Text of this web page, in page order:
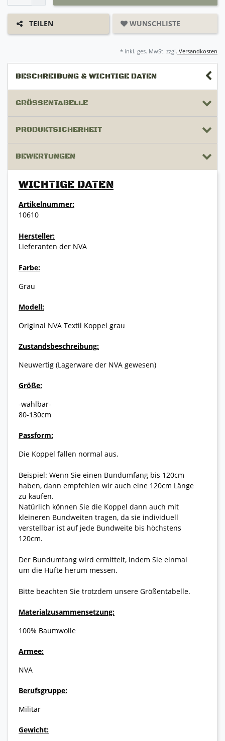
TEILEN WUNSCHLISTE
* inkl. ges. MwSt. zzgl. Versandkosten
BESCHREIBUNG & WICHTIGE DATEN
GRÖSSENTABELLE
PRODUKTSICHERHEIT
BEWERTUNGEN
WICHTIGE DATEN
Artikelnummer:
10610
Hersteller:
Lieferanten der NVA
Farbe:
Grau
Modell:
Original NVA Textil Koppel grau
Zustandsbeschreibung:
Neuwertig (Lagerware der NVA gewesen)
Größe:
-wählbar-
80-130cm
Passform:
Die Koppel fallen normal aus.
Beispiel: Wenn Sie einen Bundumfang bis 120cm
haben, dann empfehlen wir auch eine 120cm Länge
zu kaufen.
Natürlich können Sie die Koppel dann auch mit
kleineren Bundweiten tragen, da sie individuell
verstellbar ist auf jede Bundweite bis höchstens
120cm.
Der Bundumfang wird ermittelt, indem Sie einmal
um die Hüfte herum messen.
Bitte beachten Sie trotzdem unsere Größentabelle.
Materialzusammensetzung:
100% Baumwolle
Armee:
NVA
Berufsgruppe:
Militär
Gewicht: